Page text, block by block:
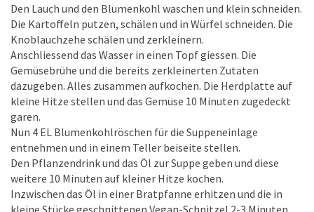
Den Lauch und den Blumenkohl waschen und klein schneiden.
Die Kartoffeln putzen, schälen und in Würfel schneiden. Die
Knob­lauchzehe schälen und zerkleinern.
Anschliessend das Wasser in einen Topf giessen. Die
Gemüsebrühe und die bereits zerkleinerten Zutaten
dazugeben. Alles zusammen aufkochen. Die Herdplatte auf
kleine Hitze stellen und das Gemüse 10 Minuten zugedeckt
garen.
Nun 4 EL Blumenkohlröschen für die Suppeneinlage
entnehmen und in einem Teller beiseite stellen.
Den Pflanzendrink und das Öl zur Suppe geben und diese
weitere 10 Minuten auf kleiner Hitze kochen.
Inzwischen das Öl in einer Bratpfanne erhitzen und die in
kleine Stücke geschnittenen Vegan-Schnitzel 2-3 Minuten